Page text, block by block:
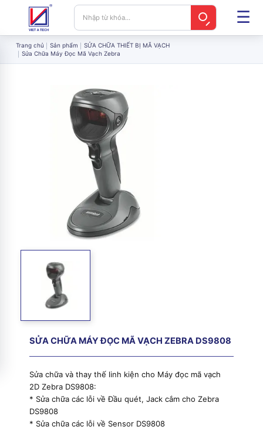
Trang chủ Sản phẩm
SỬA CHỮA THIẾT BỊ MÃ VẠCH
Sửa Chữa Máy Đọc Mã Vạch Zebra
SỬA CHỮA MÁY ĐỌC MÃ VẠCH ZEBRA DS9808
Sửa chữa và thay thế linh kiện cho Máy đọc mã vạch
2D Zebra DS9808:
* Sửa chữa các lỗi về Đầu quét, Jack cắm cho Zebra
DS9808
* Sửa chữa các lỗi về Sensor DS9808